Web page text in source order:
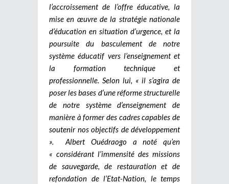
l’accroissement de l’offre éducative, la
mise en œuvre de la stratégie nationale
d’éducation en situation d’urgence, et la
poursuite du basculement de notre
système éducatif vers l’enseignement et
la formation technique et
professionnelle. Selon lui, « il s’agira de
poser les bases d’une réforme structurelle
de notre système d’enseignement de
manière à former des cadres capables de
soutenir nos objectifs de développement
».Albert Ouédraogo a noté qu’en
« considérant l’immensité des missions
de sauvegarde, de restauration et de
refondation de l’Etat-Nation, le temps